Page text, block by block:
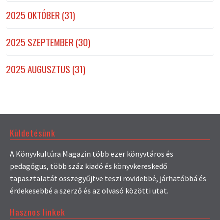
2025 OKTÓBER (31)
2025 SZEPTEMBER (30)
2025 AUGUSZTUS (31)
Küldetésünk
A Könyvkultúra Magazin több ezer könyvtáros és
pedagógus, több száz kiadó és könyvkereskedő
tapasztalatát összegyűjtve teszi rövidebbé, járhatóbbá és
érdekesebbé a szerző és az olvasó közötti utat.
Hasznos linkek